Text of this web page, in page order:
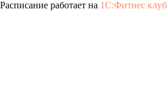
Расписание работает на 1С:Фитнес клуб